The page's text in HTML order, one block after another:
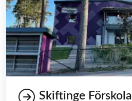
Skiftinge Förskola